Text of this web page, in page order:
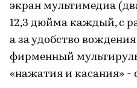
экран мультимедиа
12,3 дюйма каждый, с
а за удобство
фирменный
«нажатия и касания» -